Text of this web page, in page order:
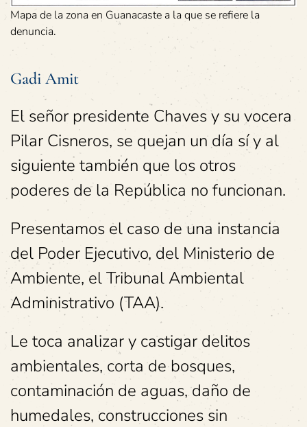
Mapa de la zona en Guanacaste a la que se refiere la
denuncia.
Gadi Amit
El señor presidente Chaves y su vocera
Pilar Cisneros, se quejan un día sí y al
siguiente también que los otros
poderes de la República no funcionan.
Presentamos el caso de una instancia
del Poder Ejecutivo, del Ministerio de
Ambiente, el Tribunal Ambiental
Administrativo (TAA).
Le toca analizar y castigar delitos
ambientales, corta de bosques,
contaminación de aguas, daño de
humedales, construcciones sin